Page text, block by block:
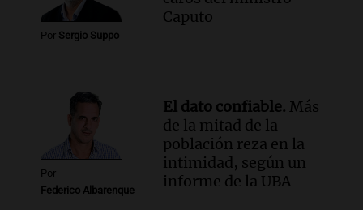
Audio.
Ley de Propiedad Privada: el revés
en el Congreso expuso una debilidad
comunicacional del Gobierno
Por Sergio Suppo
Caputo
Por
Federico Albarenque
El dato confiable. Más
de la mitad de la
población reza en la
intimidad, según un
informe de la UBA